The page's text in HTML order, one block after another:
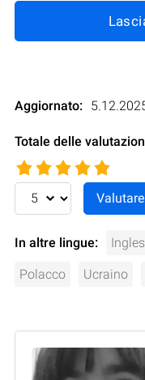
Aggiornato:
Totale delle
In altre lingue:
Polacco Ucraino